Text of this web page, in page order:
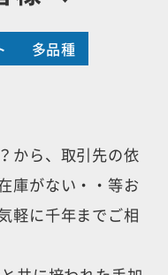
多品種
から、取引先の依
庫がない・・等お
軽に千年までご相